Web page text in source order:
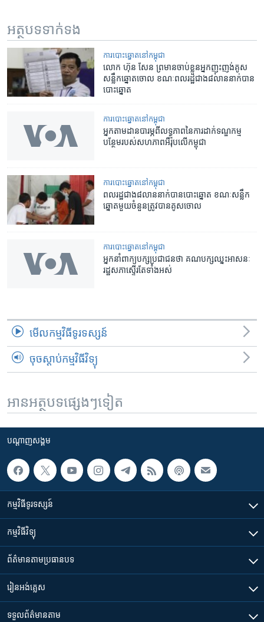
អត្ថបទ​ទាក់ទង
​ការ​បោះឆ្នោត​​នៅ​កម្ពុជា
លោក ​ហ៊ុន សែន ព្រមាន​ចាប់​ខ្លួន​អ្នក​ញុះញង់​គូស​
សន្លឹក​ឆ្នោត​ចោល ខណៈ​ពលរដ្ឋ​ជាង​៨​លាន​នាក់​បាន​
បោះ​ឆ្នោត
​ការ​បោះឆ្នោត​​នៅ​កម្ពុជា
អ្នក​តាមដាន​​បារម្ភ​​ពី​លទ្ធភាព​នៃ​ការ​ដាក់​ទណ្ឌកម្ម​
បន្ថែម​របស់​សហ​ភាព​អឺរ៉ុប​លើ​កម្ពុជា
​ការ​បោះឆ្នោត​​នៅ​កម្ពុជា
ពលរដ្ឋ​ជាង​៨លាន​នាក់​បាន​បោះ​ឆ្នោត ខណៈ​សន្លឹក​
ឆ្នោត​មួយ​ចំនួន​ត្រូវ​បាន​គូស​ចោល
​ការ​បោះឆ្នោត​​នៅ​កម្ពុជា
អ្នកនាំពាក្យ​បក្ស​ប្រជាជន​ថា ​គណបក្ស​ឈ្នះ​អាសនៈ​
រដ្ឋសភា​ស្ទើរ​តែ​ទាំង​អស់
មើល​កម្មវិធី​ទូរទស្សន៍
ចុចស្តាប់កម្មវិធីវិទ្យុ
អានអត្ថបទផ្សេងៗទៀត
បណ្តាញ​សង្គម
កម្មវិធី​ទូរទស្សន៍
កម្មវិធី​វិទ្យុ
ព័ត៌មាន​តាមប្រធានបទ​
រៀន​​អង់គ្លេស
ទទួល​ព័ត៌មាន​តាម